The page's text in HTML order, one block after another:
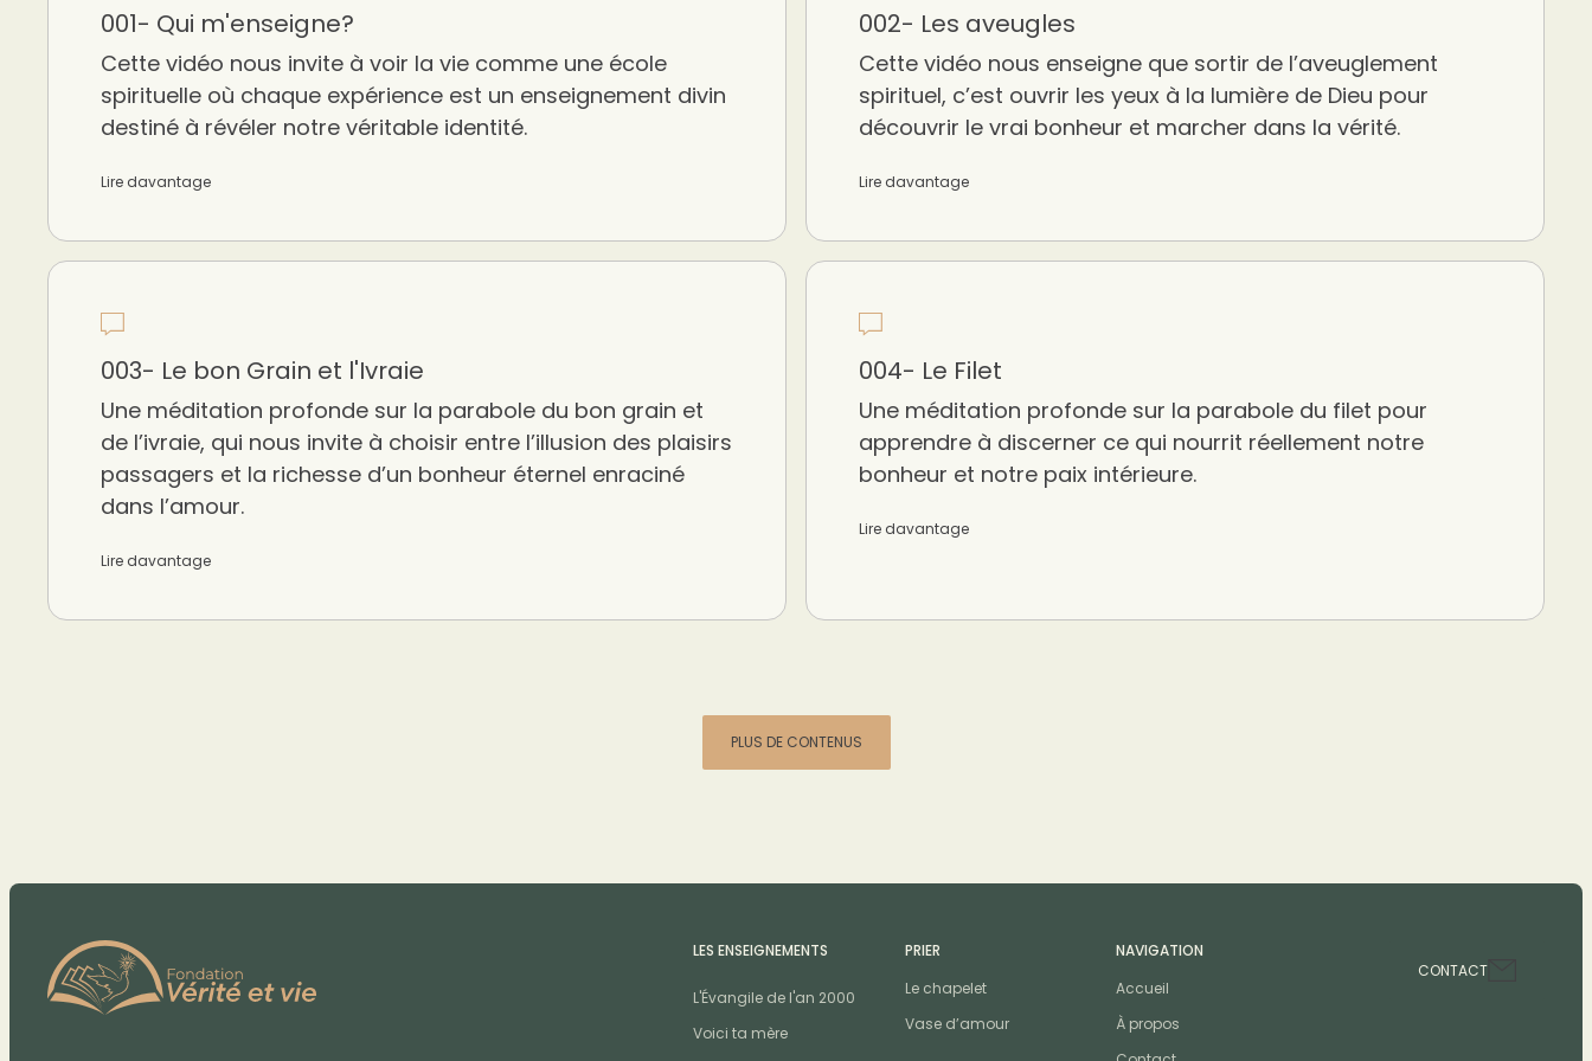
001- Qui m'enseigne?
Cette vidéo nous invite à voir la vie comme une école
spirituelle où chaque expérience est un enseignement divin
destiné à révéler notre véritable identité.
Lire davantage
002- Les aveugles
Cette vidéo nous enseigne que sortir de l’aveuglement
spirituel, c’est ouvrir les yeux à la lumière de Dieu pour
découvrir le vrai bonheur et marcher dans la vérité.
Lire davantage
003- Le bon Grain et l'Ivraie
Une méditation profonde sur la parabole du bon grain et
de l’ivraie, qui nous invite à choisir entre l’illusion des plaisirs
passagers et la richesse d’un bonheur éternel enraciné
dans l’amour.
Lire davantage
004- Le Filet
Une méditation profonde sur la parabole du filet pour
apprendre à discerner ce qui nourrit réellement notre
bonheur et notre paix intérieure.
Lire davantage
PLUS DE CONTENUS
LES ENSEIGNEMENTS
L'Évangile de l'an 2000
Voici ta mère
PRIER
Le chapelet
Vase d’amour
NAVIGATION
Accueil
À propos
CONTACT